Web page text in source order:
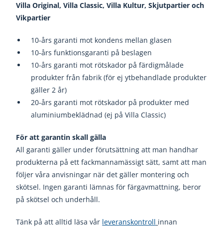
Villa Original, Villa Classic, Villa Kultur, Skjutpartier och
Vikpartier
10-års garanti mot kondens mellan glasen
10-års funktionsgaranti på beslagen
10-års garanti mot rötskador på färdigmålade
produkter från fabrik (för ej ytbehandlade produkter
gäller 2 år)
20-års garanti mot rötskador på produkter med
aluminiumbeklädnad (ej på Villa Classic)
För att garantin skall gälla
All garanti gäller under förutsättning att man handhar
produkterna på ett fackmannamässigt sätt, samt att man
följer våra anvisningar när det gäller montering och
skötsel. Ingen garanti lämnas för färgavmattning, beror
på skötsel och underhåll.
Tänk på att alltid läsa vår leveranskontroll innan